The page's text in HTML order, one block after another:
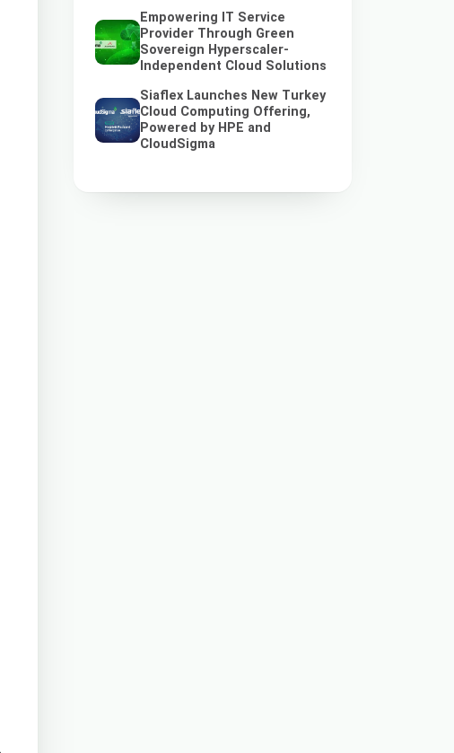
Empowering IT Service
Provider Through Green
Sovereign Hyperscaler-
Independent Cloud Solutions
Siaflex Launches New Turkey
Cloud Computing Offering,
Powered by HPE and
CloudSigma